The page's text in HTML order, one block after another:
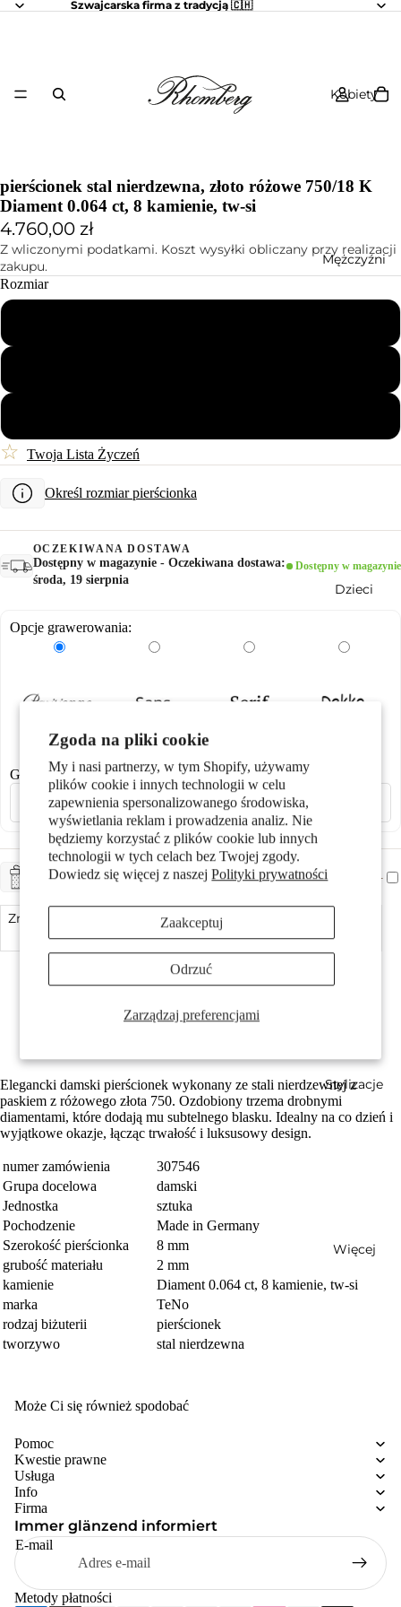
Zgoda na pliki cookie
My i nasi partnerzy, w tym Shopify, używamy
plików cookie i innych technologii w celu
zapewnienia spersonalizowanego środowiska,
wyświetlania reklam i prowadzenia analiz. Nie
będziemy korzystać z plików cookie lub innych
technologii w tych celach bez Twojej zgody.
Dowiedz się więcej z naszejPolityki prywatności
Zarządzaj preferencjami
Zaakceptuj
Odrzuć
Szwajcarska firma z tradycją 🇨🇭
Kobiety
Mężczyźni
Dzieci
Stylizacje
Więcej
pierścionek stal nierdzewna, złoto różowe 750/18 K
Diament 0.064 ct, 8 kamienie, tw-si
4.760,00 zł
Z wliczonymi podatkami. Koszt wysyłki obliczany przy realizacji
zakupu.
Rozmiar
☆ Twoja Lista Życzeń
Określ rozmiar pierścionka
OCZEKIWANA DOSTAWA
Dostępny w magazynie - Oczekiwana dostawa:
środa, 19 sierpnia
Dostępny w magazynie
Opcje grawerowania:
Grawerowanie laserowe
ZAPAKUJ NA PREZENT + CHF 5.-
Zmniejsz ilość
Zwiększ ilość
Made in Germany
Szczególnie łatwy w pielęgnacji i przyjazny dla skóry
Możliwość indywidualnego grawerowania
Z 8 błyszczącymi diamentami w jakości tw-si
Szerokość pierścionka wynosi 8 mm
Elegancki damski pierścionek wykonany ze stali nierdzewnej z
paskiem z różowego złota 750. Ozdobiony trzema drobnymi
diamentami, które dodają mu subtelnego blasku. Idealny na co dzień i
wyjątkowe okazje, łącząc trwałość i luksusowy design.
numer zamówienia
307546
Grupa docelowa
damski
Jednostka
sztuka
Pochodzenie
Made in Germany
Szerokość pierścionka
8 mm
grubość materiału
2 mm
kamienie
Diament 0.064 ct, 8 kamienie, tw-si
marka
TeNo
rodzaj biżuterii
pierścionek
tworzywo
stal nierdzewna
Może Ci się również spodobać
Pomoc
Kwestie prawne
Usługa
Info
Firma
Immer glänzend informiert
E-mail
Metody płatności